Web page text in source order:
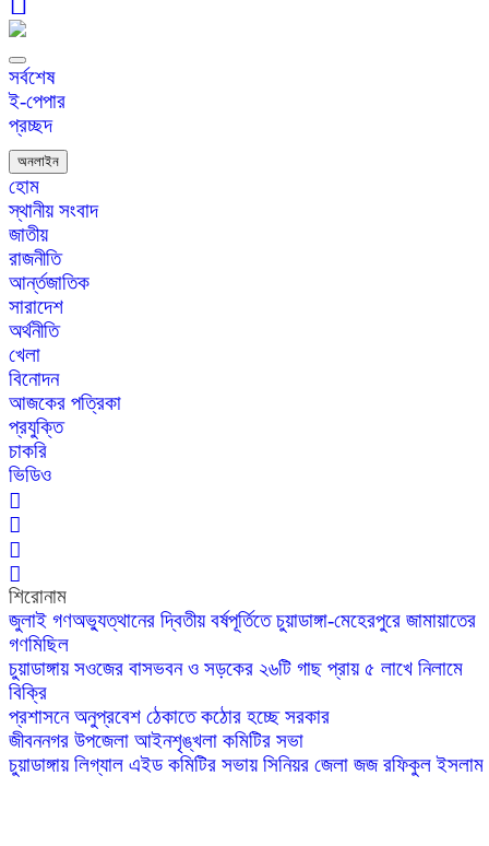
সর্বশেষ
ই-পেপার
প্রচ্ছদ
অনলাইন
হোম
স্থানীয় সংবাদ
জাতীয়
রাজনীতি
আর্ন্তজাতিক
সারাদেশ
অর্থনীতি
খেলা
বিনোদন
আজকের পত্রিকা
প্রযুক্তি
চাকরি
ভিডিও
শিরোনাম
জুলাই গণঅভ্যুত্থানের দ্বিতীয় বর্ষপূর্তিতে চুয়াডাঙ্গা-মেহেরপুরে জামায়াতের
গণমিছিল
চুয়াডাঙ্গায় সওজের বাসভবন ও সড়কের ২৬টি গাছ প্রায় ৫ লাখে নিলামে
বিক্রি
প্রশাসনে অনুপ্রবেশ ঠেকাতে কঠোর হচ্ছে সরকার
জীবননগর উপজেলা আইনশৃঙ্খলা কমিটির সভা
চুয়াডাঙ্গায় লিগ্যাল এইড কমিটির সভায় সিনিয়র জেলা জজ রফিকুল ইসলাম